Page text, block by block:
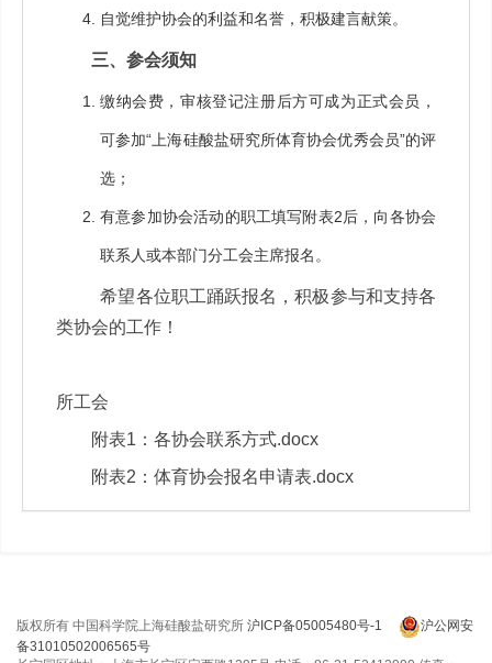
自觉维护协会的利益和名誉，积极建言献策。
三、参会须知
缴纳会费，审核登记注册后方可成为正式会员，
可参加“ 上海硅酸盐研究所体育协会优秀会员”的评
选；
有意参加协会活动的职工填写附表2后，向各协会
联系人或本部门分工会主席报名。
希望各位职工踊跃报名，积极参与和支持各
类协会的工作！
所工会
附表1：各协会联系方式.docx
附表2：体育协会报名申请表.docx
版权所有 中国科学院上海硅酸盐研究所 沪ICP备05005480号-1
沪公网安
备31010502006565号